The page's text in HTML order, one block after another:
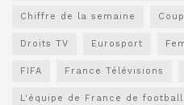
Chiffre de la semaine
Droits TV Eurosport
FIFA France Télévisions
L'équipe de France de football